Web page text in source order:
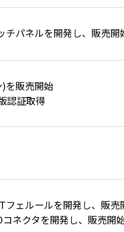
パネルを開発し、販売開
を販売開始
認証取得
ェルールを開発し、販売
ネクタを開発し、販売開